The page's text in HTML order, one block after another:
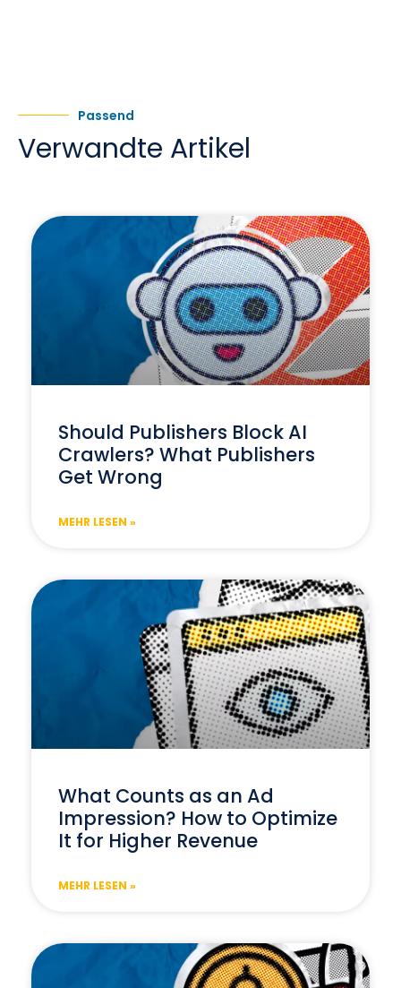
Passend
Verwandte Artikel
Should Publishers Block AI
Crawlers? What Publishers
Get Wrong
MEHR LESEN »
What Counts as an Ad
Impression? How to Optimize
It for Higher Revenue
MEHR LESEN »